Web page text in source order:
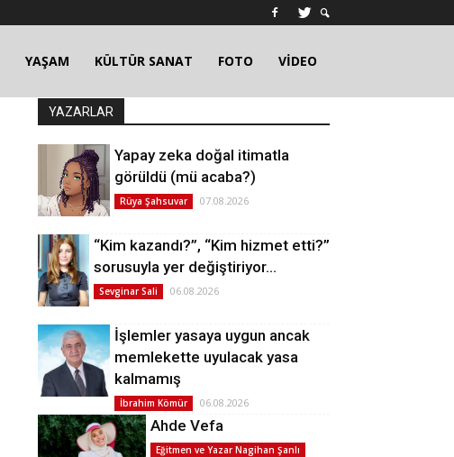
YAŞAM KÜLTÜR SANAT FOTO VİDEO
YAZARLAR
Yapay zeka doğal itimatla
görüldü (mü acaba?)
Rüya Şahsuvar 07.08.2026
“Kim kazandı?”, “Kim hizmet etti?”
sorusuyla yer değiştiriyor…
Sevginar Sali 06.08.2026
İşlemler yasaya uygun ancak
memlekette uyulacak yasa
kalmamış
İbrahim Kömür 06.08.2026
Ahde Vefa
Eğitmen ve Yazar Nagihan Şanlı